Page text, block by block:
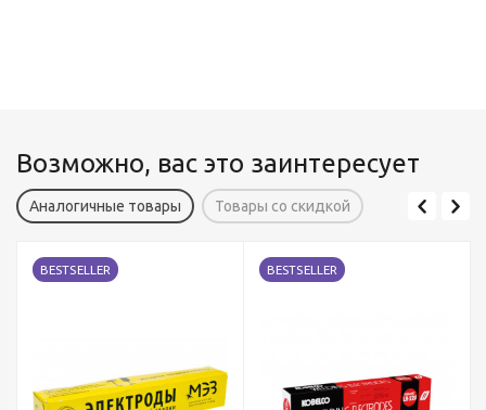
Возможно, вас это заинтересует
Аналогичные товары Товары со скидкой
BESTSELLER BESTSELLER